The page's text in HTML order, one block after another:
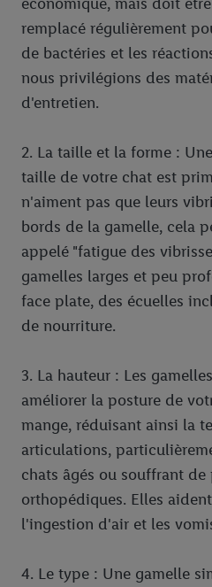
remplacé régulièrement
de bactéries et les
nous privilégions des
d'entretien.
2. La taille et la forme :
taille de votre chat est
n'aiment pas que leurs
bords de la gamelle, cela
appelé "fatigue des
gamelles larges et peu
face plate, des écuelles
de nourriture.
3. La hauteur : Les
améliorer la posture de
mange, réduisant ainsi la
articulations,
chats âgés ou souffrant de
orthopédiques. Elles
l'ingestion d'air et les
4. Le type : Une gamelle